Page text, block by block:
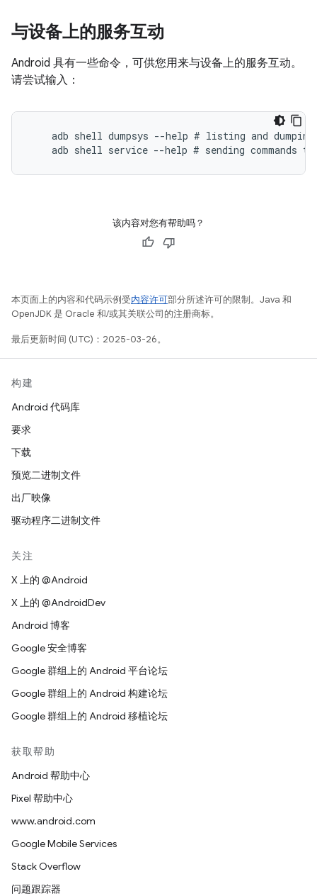
与设备上的服务互动
Android 具有一些命令，可供您用来与设备上的服务互动。
请尝试输入：
adb shell dumpsys --help # listing and
该内容对您有帮助吗？
本页面上的内容和代码示例受内容许可部分所述许可的限制。Java 和
OpenJDK 是 Oracle 和/或其关联公司的注册商标。
最后更新时间 (UTC)：2025-03-26。
构建
Android 代码库
要求
下载
预览二进制文件
出厂映像
驱动程序二进制文件
关注
X 上的 @Android
X 上的 @AndroidDev
Android 博客
Google 安全博客
Google 群组上的 Android 平台论坛
Google 群组上的 Android 构建论坛
Google 群组上的 Android 移植论坛
获取帮助
Android 帮助中心
Pixel 帮助中心
www.android.com
Google Mobile Services
Stack Overflow
问题跟踪器